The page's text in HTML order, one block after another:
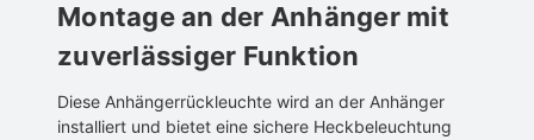
Montage an der Anhänger mit
zuverlässiger Funktion
Diese Anhängerrückleuchte wird an der Anhänger
installiert und bietet eine sichere Heckbeleuchtung